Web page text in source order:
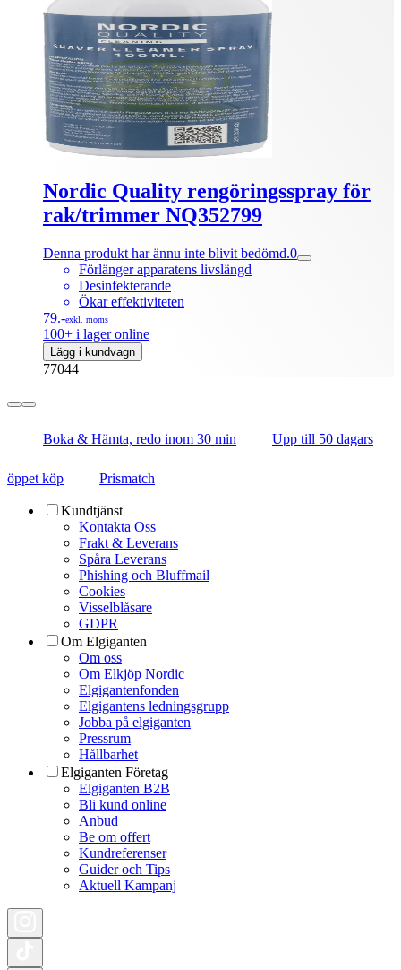
Nordic Quality rengöringsspray för
rak/trimmer NQ352799
Denna produkt har ännu inte blivit bedömd.0
Förlänger apparatens livslängd
Desinfekterande
Ökar effektiviteten
79.-exkl. moms
100+ i lager online
Lägg i kundvagn
77044
Boka & Hämta, redo inom 30 min Upp till 50 dagars
öppet köp Prismatch
Kundtjänst
Kontakta Oss
Frakt & Leverans
Spåra Leverans
Phishing och Bluffmail
Cookies
Visselblåsare
GDPR
Om Elgiganten
Om oss
Om Elkjöp Nordic
Elgigantenfonden
Elgigantens ledningsgrupp
Jobba på elgiganten
Pressrum
Hållbarhet
Elgiganten Företag
Elgiganten B2B
Bli kund online
Anbud
Be om offert
Kundreferenser
Guider och Tips
Aktuell Kampanj